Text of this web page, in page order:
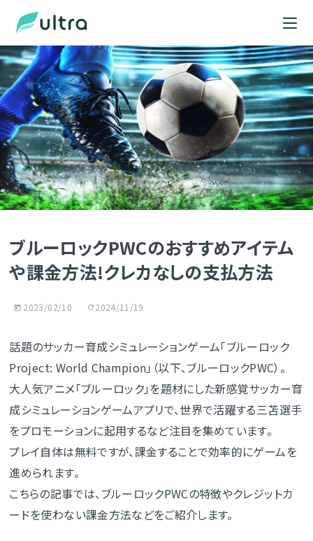
ブルーロックPWCのおすすめアイテム
や課金方法!クレカなしの支払方法
2023/02/10 2024/11/19
話題のサッカー育成シミュレーションゲーム「ブルーロック
Project: World Champion」（以下、ブルーロックPWC）。
大人気アニメ「ブルーロック」を題材にした新感覚サッカー育
成シミュレーションゲームアプリで、世界で活躍する三苫選手
をプロモーションに起用するなど注目を集めています。
プレイ自体は無料ですが、課金することで効率的にゲームを
進められます。
こちらの記事では、ブルーロックPWCの特徴やクレジットカ
ードを使わない課金方法などをご紹介します。